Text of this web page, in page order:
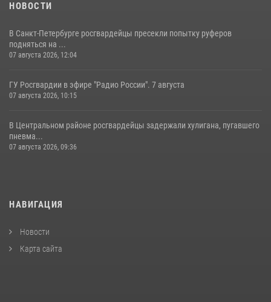
НОВОСТИ
В Санкт-Петербурге росгвардейцы пресекли попытку руферов
подняться на ...
07 августа 2026, 12:04
ГУ Росгвардии в эфире "Радио России". 7 августа
07 августа 2026, 10:15
В Центральном районе росгвардейцы задержали хулигана, пугавшего
пневма...
07 августа 2026, 09:36
НАВИГАЦИЯ
Новости
Карта сайта